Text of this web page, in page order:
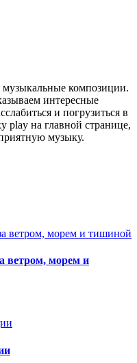
музыкальные композиции.
интересные
и погрузиться в
play на главной странице,
музыку.
ветром, морем и